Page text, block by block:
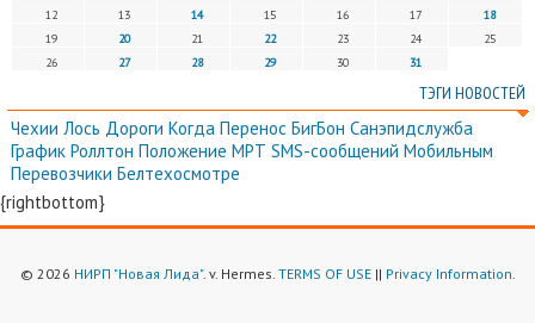
12
13 14 15 16 17
18
19
20 21 22 23 24
25
26
27 28 29 30 31
ТЭГИ НОВОСТЕЙ
Чехии Лось Дороги Когда Перенос БигБон Санэпидслужба
График Роллтон Положение МРТ SMS-сообщений Мобильным
Перевозчики Белтехосмотре
{rightbottom}
© 2026 НИРП "Новая Лида". v. Hermes. TERMS OF USE|| Privacy Information.